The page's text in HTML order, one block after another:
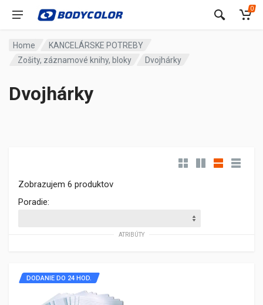
0
Home
KANCELÁRSKE POTREBY
Zošity, záznamové knihy, bloky
Dvojhárky
Dvojhárky
Zobrazujem 6 produktov
Poradie:
ATRIBÚTY
DODANIE DO 24 HOD.